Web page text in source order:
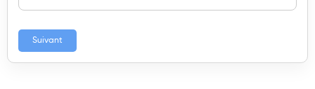
Suivant